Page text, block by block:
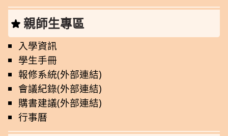
親師生專區
入學資訊
學生手冊
報修系統(外部連結)
會議紀錄(外部連結)
購書建議(外部連結)
行事曆